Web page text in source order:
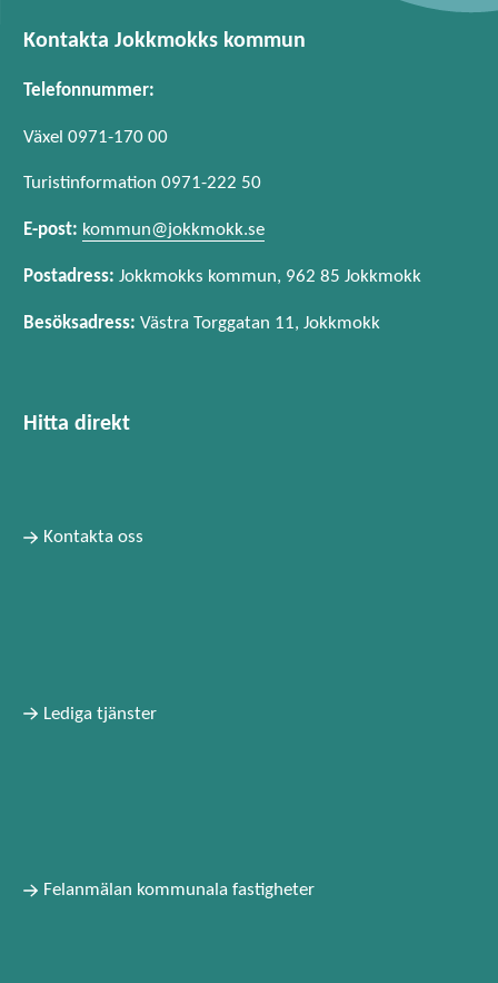
Kontakta Jokkmokks kommun
Telefonnummer:
Växel 0971-170 00
Turistinformation 0971-222 50
E-post: kommun@jokkmokk.se
Postadress: Jokkmokks kommun, 962 85 Jokkmokk
Besöksadress: Västra Torggatan 11, Jokkmokk
Hitta direkt
Kontakta oss
Lediga tjänster
Felanmälan kommunala fastigheter